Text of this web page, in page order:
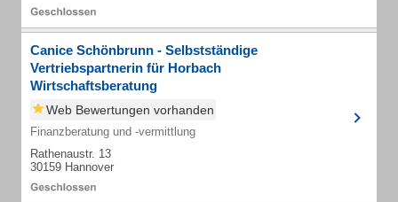
Canice Schönbrunn - Selbstständige
Vertriebspartnerin für Horbach
Wirtschaftsberatung
Web Bewertungen vorhanden
Finanzberatung und -vermittlung
Rathenaustr. 13
30159 Hannover